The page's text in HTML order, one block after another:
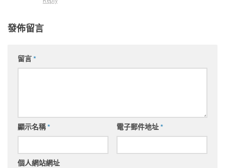
發佈留言
留言*
顯示名稱* 電子郵件地址*
個人網站網址